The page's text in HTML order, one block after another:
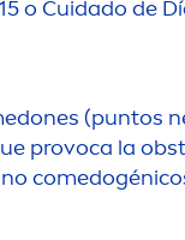
o Cuidado de
(puntos
provoca la